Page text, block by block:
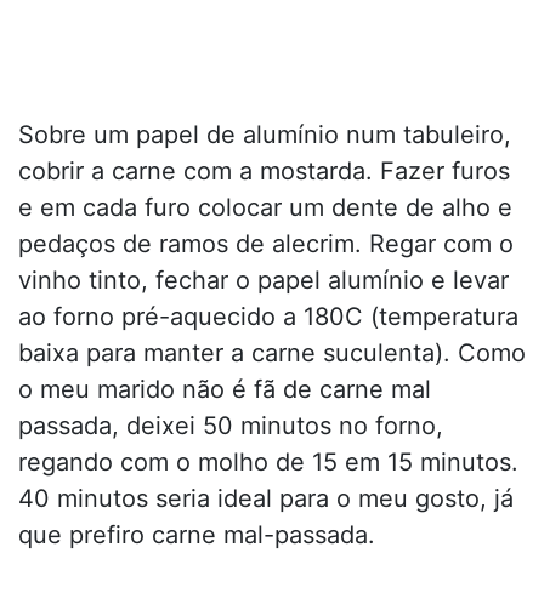
Sobre um papel de alumínio num tabuleiro,
cobrir a carne com a mostarda. Fazer furos
e em cada furo colocar um dente de alho e
pedaços de ramos de alecrim. Regar com o
vinho tinto, fechar o papel alumínio e levar
ao forno pré-aquecido a 180C (temperatura
baixa para manter a carne suculenta). Como
o meu marido não é fã de carne mal
passada, deixei 50 minutos no forno,
regando com o molho de 15 em 15 minutos.
40 minutos seria ideal para o meu gosto, já
que prefiro carne mal-passada.